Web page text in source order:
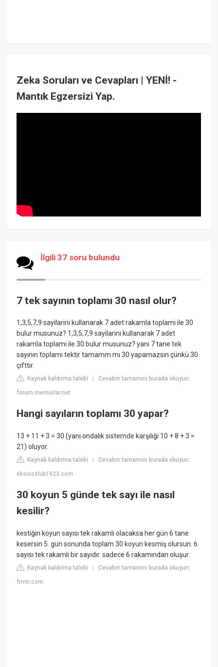
Zeka Soruları ve Cevapları | YENİ! -
Mantık Egzersizi Yap.
İlgili 37 soru bulundu
7 tek sayının toplamı 30 nasıl olur?
1,3,5,7,9 sayilarini kullanarak 7 adet rakamla toplami ile 30
bulur musunuz? 1,3,5,7,9 sayilarini kullanarak 7 adet
rakamla toplami ile 30 bulur musunuz? yani 7 tane tek
sayının toplamı tektir tamamm mı 30 yapamazsın çünkü 30
çifttir.
Kaynak kaldırma talebi |Cevabın tamamını burada okuyun:
forum.memurlar.net
Hangi sayıların toplamı 30 yapar?
13 + 11 + 3 = 30 (yani ondalık sistemde karşılığı 10 + 8 + 3 =
21) oluyor.
Kaynak kaldırma talebi |Cevabın tamamını burada okuyun:
eksisozluk1923.com
30 koyun 5 günde tek sayı ile nasıl
kesilir?
kestiğin koyun sayısı tek rakamlı olacaksa her gün 6 tane
kesersin 5. gün sonunda toplam 30 koyun kesmiş olursun. 6
sayısı tek rakamlı bir sayıdır. sadece 6 rakamından oluşur.
Kaynak kaldırma talebi |Cevabın tamamını burada okuyun:
frmtr.com